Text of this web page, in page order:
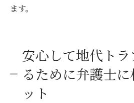
ます。
安心して地代ト
るために弁護士
ット